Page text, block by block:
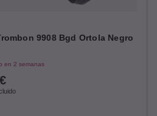
9908 Bgd Ortola Negro
en 2 semanas
€